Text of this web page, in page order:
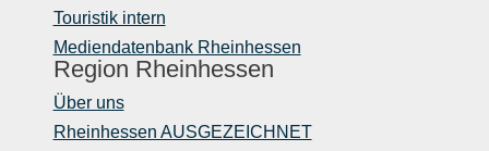
Touristik intern
Mediendatenbank Rheinhessen
Region Rheinhessen
Über uns
Rheinhessen AUSGEZEICHNET